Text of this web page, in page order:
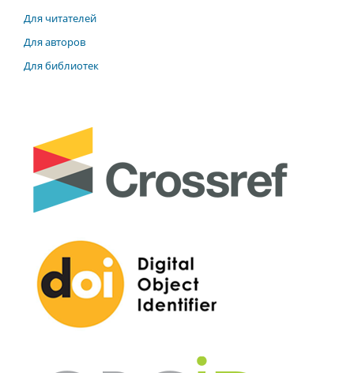
Для читателей
Для авторов
Для библиотек